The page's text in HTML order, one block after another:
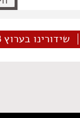
שידורינו בערוץ 98